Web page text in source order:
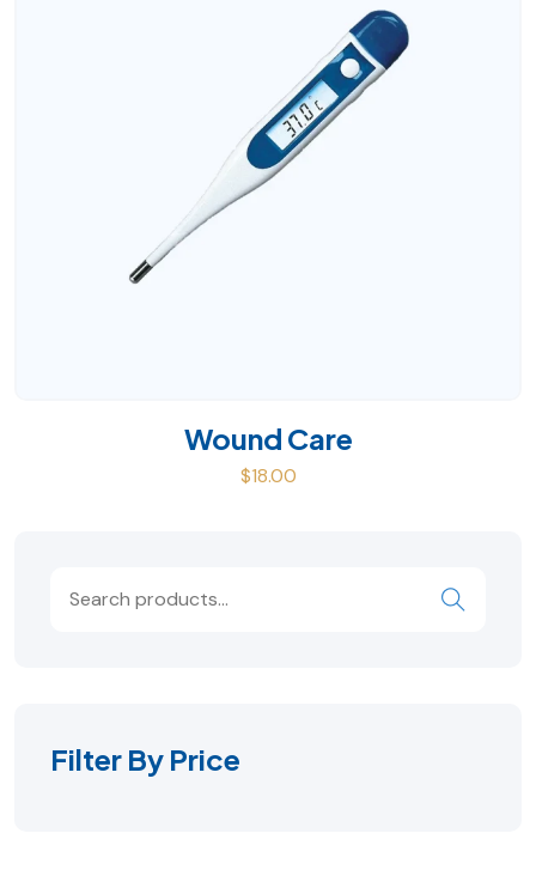
AJOUTER AU PANIER
Wound Care
$18.00
Filter By Price